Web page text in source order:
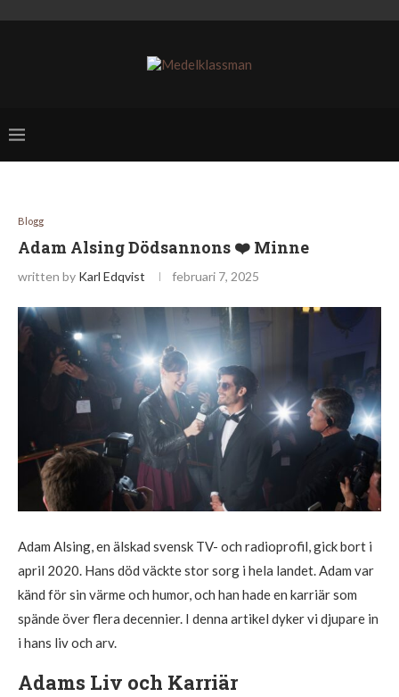
Blogg
Adam Alsing Dödsannons ❤️ Minne
written by Karl Edqvist februari 7, 2025
Adam Alsing, en älskad svensk TV- och radioprofil, gick bort i
april 2020. Hans död väckte stor sorg i hela landet. Adam var
känd för sin värme och humor, och han hade en karriär som
spände över flera decennier. I denna artikel dyker vi djupare in
i hans liv och arv.
Adams Liv och Karriär